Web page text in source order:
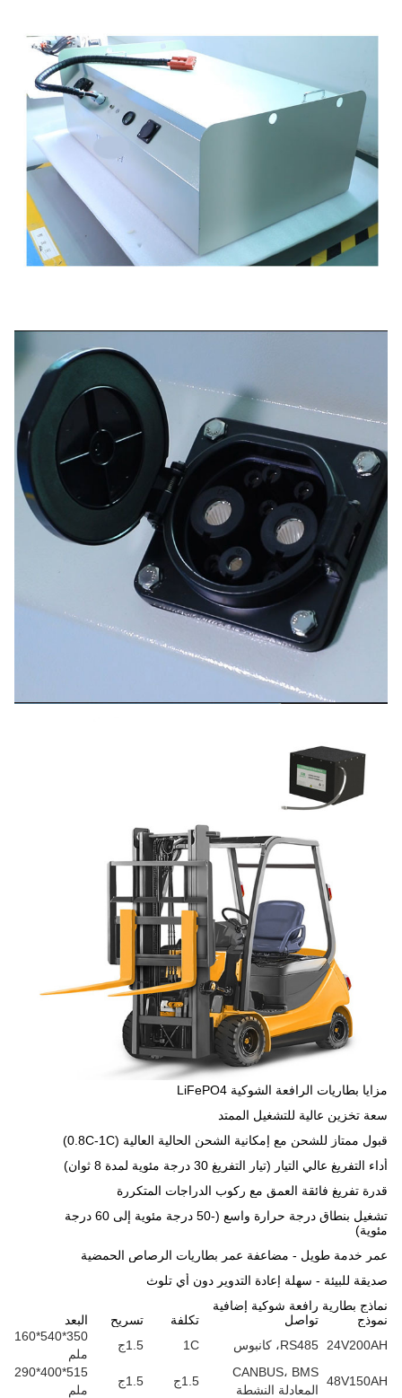
مزايا بطاريات الرافعة الشوكية LiFePO4
سعة تخزين عالية للتشغيل الممتد
قبول ممتاز للشحن مع إمكانية الشحن الحالية العالية (0.8C-1C)
أداء التفريغ عالي التيار (تيار التفريغ 30 درجة مئوية لمدة 8 ثوانٍ)
قدرة تفريغ فائقة العمق مع ركوب الدراجات المتكررة
تشغيل بنطاق درجة حرارة واسع (-50 درجة مئوية إلى 60 درجة
مئوية)
عمر خدمة طويل - مضاعفة عمر بطاريات الرصاص الحمضية
صديقة للبيئة - سهلة إعادة التدوير دون أي تلوث
نماذج بطارية رافعة شوكية إضافية
نموذج
تواصل تكلفة تسريح
البعد
24V200AH
RS485، كانبوس 1C 1.5ج
350*540*160
ملم
48V150AH
CANBUS، BMS
المعادلة النشطة
1.5ج 1.5ج
515*400*290
ملم